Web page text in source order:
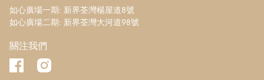
如心廣場一期: 新界荃灣楊屋道8號
如心廣場二期: 新界荃灣大河道98號
關注我們